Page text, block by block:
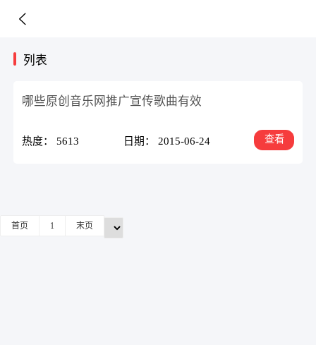
列表
哪些原创音乐网推广宣传歌曲有效
热度： 5613 日期： 2015-06-24 查看
首页 1 末页